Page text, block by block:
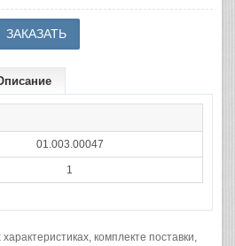
01.003.00047
1
комплекте поставки,